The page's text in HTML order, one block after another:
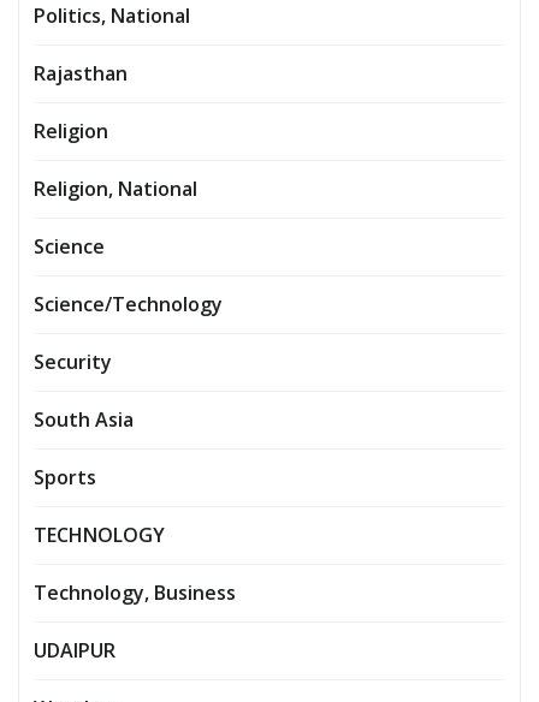
Politics, National
Rajasthan
Religion
Religion, National
Science
Science/Technology
Security
South Asia
Sports
TECHNOLOGY
Technology, Business
UDAIPUR